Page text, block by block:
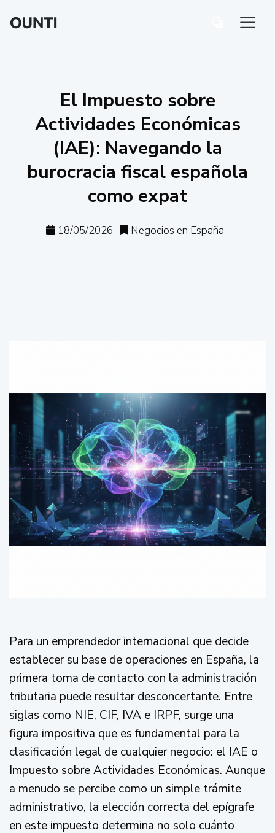
El Impuesto sobre
Actividades Económicas
(IAE): Navegando la
burocracia fiscal española
como expat
18/05/2026 Negocios en España
Para un emprendedor internacional que decide
establecer su base de operaciones en España, la
primera toma de contacto con la administración
tributaria puede resultar desconcertante. Entre
siglas como NIE, CIF, IVA e IRPF, surge una
figura impositiva que es fundamental para la
clasificación legal de cualquier negocio: el IAE o
Impuesto sobre Actividades Económicas. Aunque
a menudo se percibe como un simple trámite
administrativo, la elección correcta del epígrafe
en este impuesto determina no solo cuánto